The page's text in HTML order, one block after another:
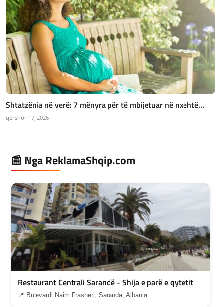
Shtatzënia në verë: 7 mënyra për të mbijetuar në nxehtë...
qershor 17, 2026
📰 Nga ReklamaShqip.com
Restaurant Centrali Sarandë - Shija e parë e qytetit
📍 Bulevardi Naim Frashëri, Saranda, Albania